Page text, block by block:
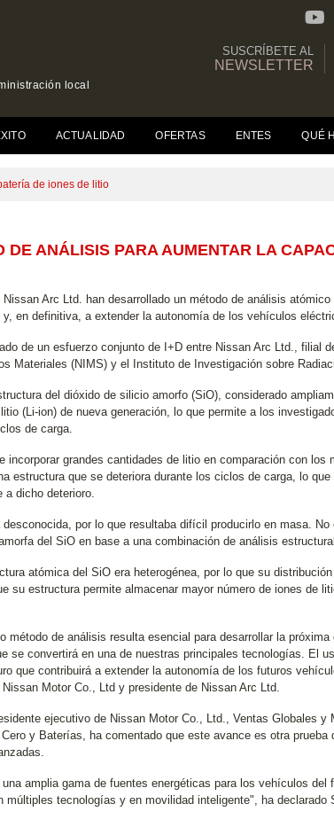
local
SUSCRÍBETE AL
NEWSLETTER
ACTUALIDAD (CURRENT)
OFERTAS ENTES QUÉ
de iones de litio
DE ANÁLISIS PARA AUMENTAR LA
Arc Ltd. han desarrollado un método de análisis
en definitiva, a extender la autonomía de los vehículos
de un esfuerzo conjunto de I+D entre Nissan Arc Ltd., filial
Materiales (NIMS) y el Instituto de Investigación sobre
del dióxido de silicio amorfo (SiO), considerado
(Li-ion) de nueva generación, lo que permite a los
de carga.
incorporar grandes cantidades de litio en comparación con
estructura que se deteriora durante los ciclos de carga, lo
a dicho deterioro.
por lo que resultaba difícil producirlo en masa.
del SiO en base a una combinación de análisis
atómica del SiO era heterogénea, por lo que su
su estructura permite almacenar mayor número de iones de
método de análisis resulta esencial para desarrollar la
se convertirá en una de nuestras principales tecnologías. El
que contribuirá a extender la autonomía de los futuros
Motor Co., Ltd y presidente de Nissan Arc Ltd.
ejecutivo de Nissan Motor Co., Ltd., Ventas Globales
y Baterías, ha comentado que este avance es otra
amplia gama de fuentes energéticas para los vehículos
múltiples tecnologías y en movilidad inteligente", ha declarado